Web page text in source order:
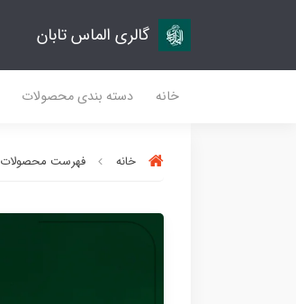
گالری الماس تابان
خانه دسته بندی محصولات
خانه فهرست محصولات